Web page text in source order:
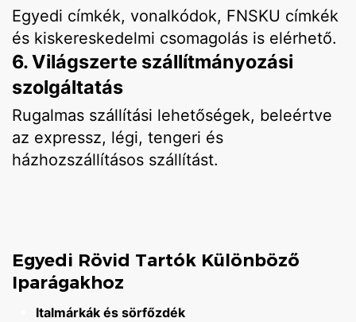
Egyedi címkék, vonalkódok, FNSKU címkék
és kiskereskedelmi csomagolás is elérhető.
6. Világszerte szállítmányozási
szolgáltatás
Rugalmas szállítási lehetőségek, beleértve
az expressz, légi, tengeri és
házhozszállításos szállítást.
Egyedi Rövid Tartók Különböző
Iparágakhoz
Italmárkák és sörfőzdék